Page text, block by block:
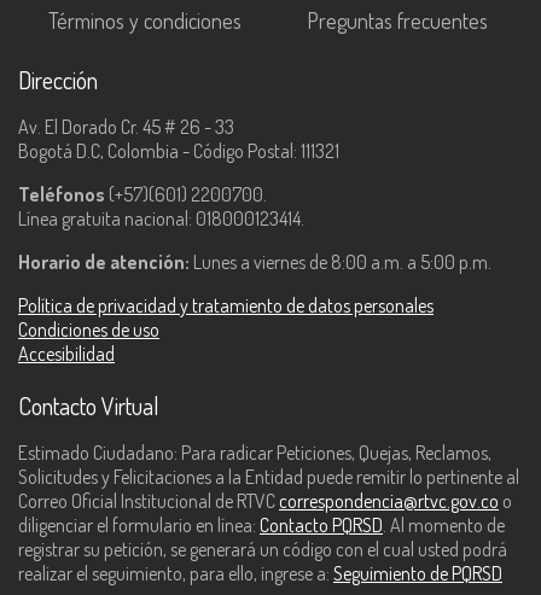
Términos y condiciones
Preguntas frecuentes
Dirección
Av. El Dorado Cr. 45 # 26 - 33
Bogotá D.C, Colombia - Código Postal: 111321
Teléfonos (+57)(601) 2200700.
Línea gratuita nacional: 018000123414.
Horario de atención: Lunes a viernes de 8:00 a.m. a 5:00 p.m.
Política de privacidad y tratamiento de datos personales
Condiciones de uso
Accesibilidad
Contacto Virtual
Estimado Ciudadano: Para radicar Peticiones, Quejas, Reclamos,
Solicitudes y Felicitaciones a la Entidad puede remitir lo pertinente al
Correo Oficial Institucional de RTVC correspondencia@rtvc.gov.co o
diligenciar el formulario en línea: Contacto PQRSD. Al momento de
registrar su petición, se generará un código con el cual usted podrá
realizar el seguimiento, para ello, ingrese a: Seguimiento de PQRSD